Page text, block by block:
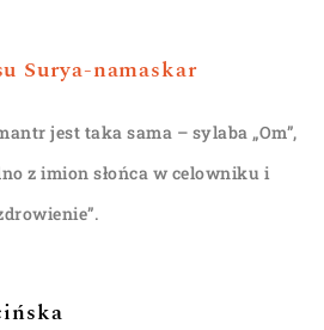
Surya-namaskar
jest taka sama – sylaba „Om”,
z imion słońca w celowniku i